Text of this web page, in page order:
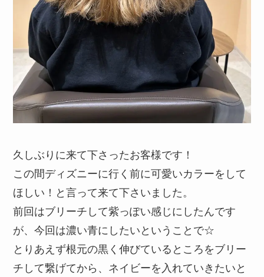
久しぶりに来て下さったお客様です！
この間ディズニーに行く前に可愛いカラーをして
ほしい！と言って来て下さいました。
前回はブリーチして紫っぽい感じにしたんです
が、今回は濃い青にしたいということで☆
とりあえず根元の黒く伸びているところをブリー
チして繋げてから、ネイビーを入れていきたいと